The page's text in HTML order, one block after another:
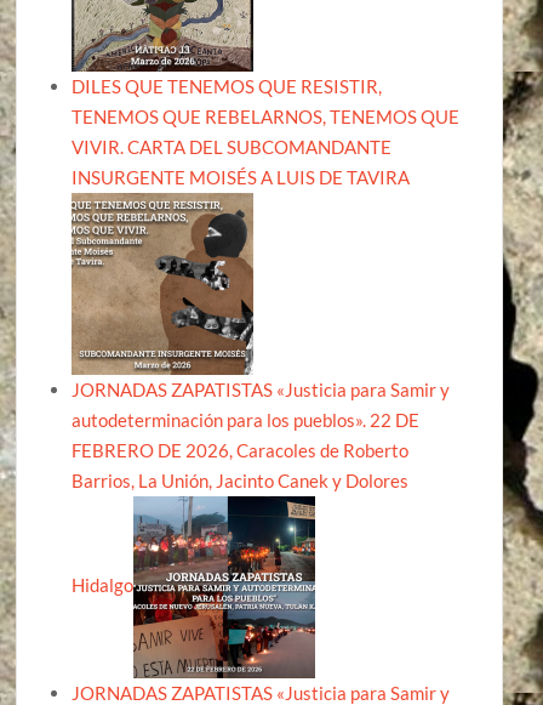
DILES QUE TENEMOS QUE RESISTIR,
TENEMOS QUE REBELARNOS, TENEMOS QUE
VIVIR. CARTA DEL SUBCOMANDANTE
INSURGENTE MOISÉS A LUIS DE TAVIRA
JORNADAS ZAPATISTAS «Justicia para Samir y
autodeterminación para los pueblos». 22 DE
FEBRERO DE 2026, Caracoles de Roberto
Barrios, La Unión, Jacinto Canek y Dolores
Hidalgo
JORNADAS ZAPATISTAS «Justicia para Samir y